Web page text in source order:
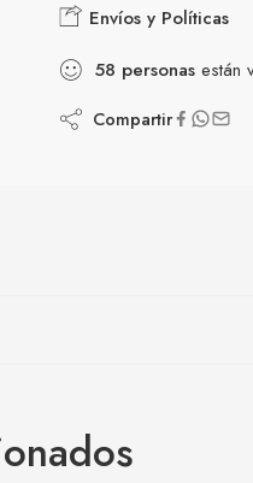
Envíos y Políticas
58 personas están
Compartir